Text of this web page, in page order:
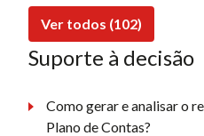
Ver todos (102)
Suporte à decisão
Como gerar e analisar o
Plano de Contas?